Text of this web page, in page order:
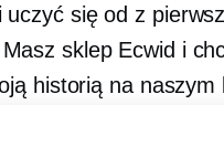
uczyć się od z
sklep Ecwid i
historią na naszym